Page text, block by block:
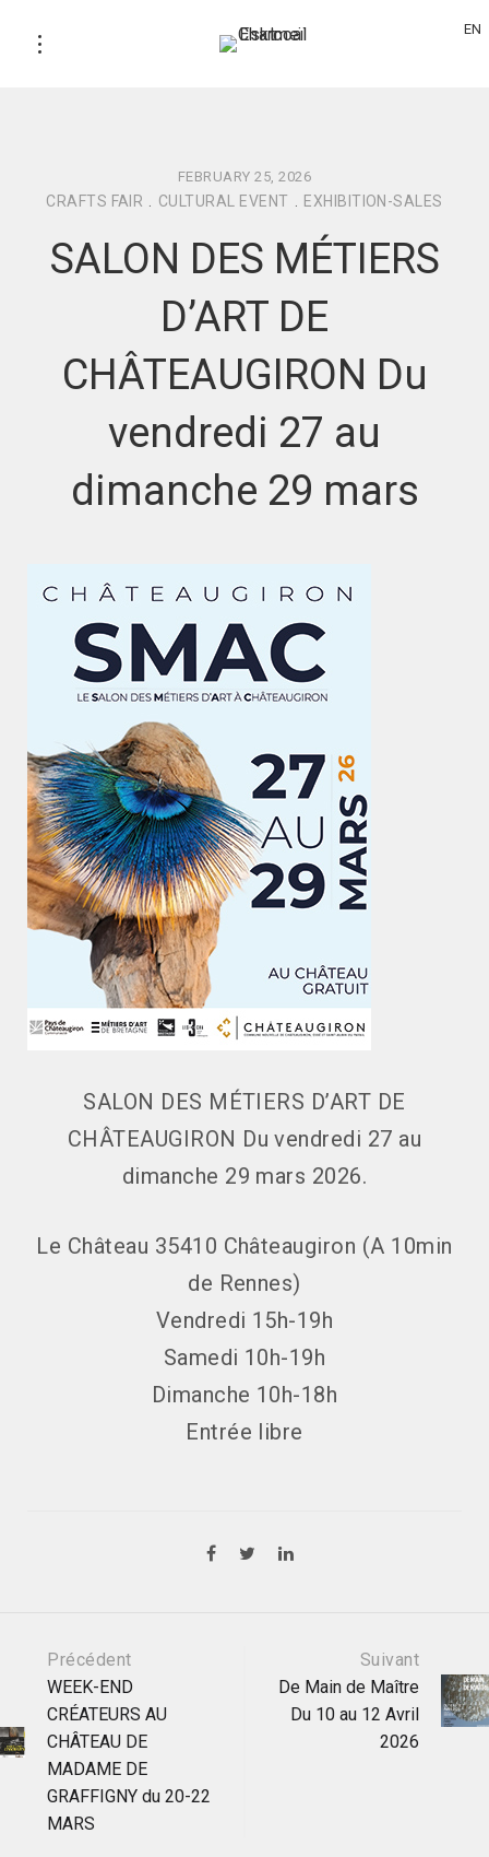
EN
FEBRUARY 25, 2026
CRAFTS FAIR CULTURAL EVENT EXHIBITION-SALES
SALON DES MÉTIERS
D’ART DE
CHÂTEAUGIRON Du
vendredi 27 au
dimanche 29 mars
SALON DES MÉTIERS D’ART DE
CHÂTEAUGIRON Du vendredi 27 au
dimanche 29 mars 2026.
Le Château 35410 Châteaugiron (A 10min
de Rennes)
Vendredi 15h-19h
Samedi 10h-19h
Dimanche 10h-18h
Entrée libre
Précédent
WEEK-END
CRÉATEURS AU
CHÂTEAU DE
MADAME DE
GRAFFIGNY du 20-22
MARS
Suivant
De Main de Maître
Du 10 au 12 Avril
2026